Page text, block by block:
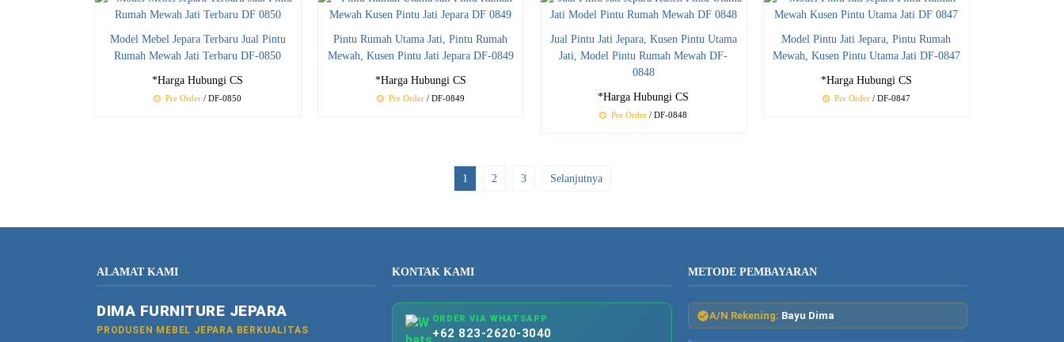
Model Mebel Jepara Terbaru Jual Pintu
Rumah Mewah Jati Terbaru DF-0850
*Harga Hubungi CS
Pre Order / DF-0850
Pintu Rumah Utama Jati, Pintu Rumah
Mewah, Kusen Pintu Jati Jepara DF-0849
*Harga Hubungi CS
Pre Order/ DF-0849
Jual Pintu Jati Jepara, Kusen Pintu Utama
Jati, Model Pintu Rumah Mewah DF-
0848
*Harga Hubungi CS
Pre Order / DF-0848
Model Pintu Jati Jepara, Pintu Rumah
Mewah, Kusen Pintu Utama Jati DF-0847
*Harga Hubungi CS
Pre Order/ DF-0847
1 2 3 Selanjutnya
ALAMAT KAMI
DIMA FURNITURE JEPARA
PRODUSEN MEBEL JEPARA BERKUALITAS
KONTAK KAMI
ORDER VIA WHATSAPP
+62 823-2620-3040
METODE PEMBAYARAN
A/N Rekening: Bayu Dima